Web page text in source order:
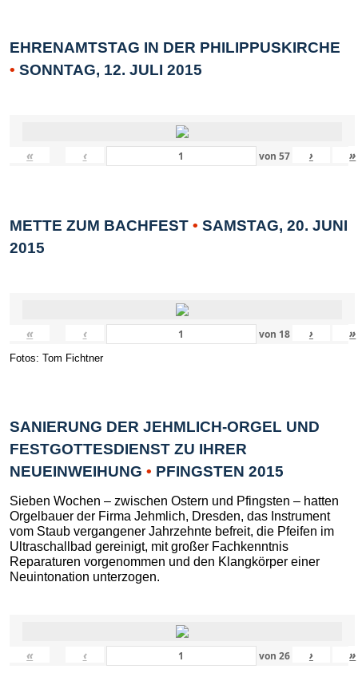
EHRENAMTSTAG IN DER PHILIPPUSKIRCHE
• SONNTAG, 12. JULI 2015
« ‹ von 57 › »
METTE ZUM BACHFEST • SAMSTAG, 20. JUNI
2015
« ‹ von 18 › »
Fotos: Tom Fichtner
SANIERUNG DER JEHMLICH-ORGEL UND
FESTGOTTESDIENST ZU IHRER
NEUEINWEIHUNG • PFINGSTEN 2015
Sieben Wochen – zwischen Ostern und Pfingsten – hatten
Orgelbauer der Firma Jehmlich, Dresden, das Instrument
vom Staub vergangener Jahrzehnte befreit, die Pfeifen im
Ultraschallbad gereinigt, mit großer Fachkenntnis
Reparaturen vorgenommen und den Klangkörper einer
Neuintonation unterzogen.
« ‹ von 26 › »